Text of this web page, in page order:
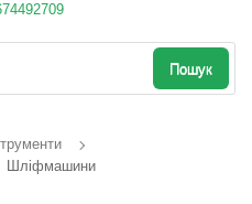
Пошук
Шліфмашини